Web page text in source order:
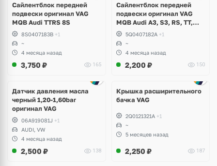
Сайлентблок передней
подвески оригинал VAG
MQB Audi TTRS 8S
8S0407183B +1
~
4 месяца назад
3,750 ₽ 165
Сайлентблок передней
подвески оригинал VAG
MQB Audi A3, S3, RS, TT,
TTRS, Skoda Octavia A7,
Kodiaq, Karoq, Superb,
Volkswagen Tiguan, Passat,
Golf
5Q0407182A +1
~
4 месяца назад
2,200 ₽ 150
Датчик давления масла
черный 1,20-1,60bar
оригинал VAG
06A919081J +1
AUDI, VW
4 месяца назад
2,500 ₽ 138
Крышка расширительного
бачка VAG
2Q0121321A +1
~
5 месяцев назад
2,250 ₽ 187